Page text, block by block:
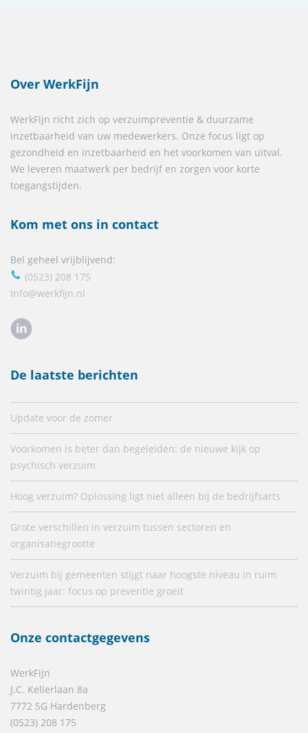
Over WerkFijn
WerkFijn richt zich op verzuimpreventie & duurzame
inzetbaarheid van uw medewerkers. Onze focus ligt op
gezondheid en inzetbaarheid en het voorkomen van uitval.
We leveren maatwerk per bedrijf en zorgen voor korte
toegangstijden.
Kom met ons in contact
Bel geheel vrijblijvend:
(0523) 208 175
Info@werkfijn.nl
De laatste berichten
Update voor de zomer
Voorkomen is beter dan begeleiden: de nieuwe kijk op
psychisch verzuim
Hoog verzuim? Oplossing ligt niet alleen bij de bedrijfsarts
Grote verschillen in verzuim tussen sectoren en
organisatiegrootte
Verzuim bij gemeenten stijgt naar hoogste niveau in ruim
twintig jaar: focus op preventie groeit
Onze contactgegevens
WerkFijn
J.C. Kellerlaan 8a
7772 SG Hardenberg
(0523) 208 175